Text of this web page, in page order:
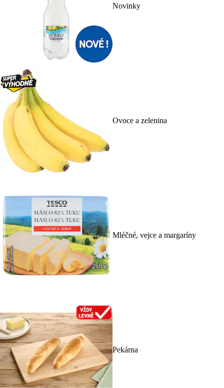
Novinky
Ovoce a zelenina
Mléčné, vejce a margaríny
Pekárna